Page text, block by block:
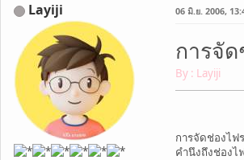
Layiji 06 มิ.ย. 2006,
การจั
By : Layiji
การจัดช่องไฟ
คำนึงถึงช่องไ